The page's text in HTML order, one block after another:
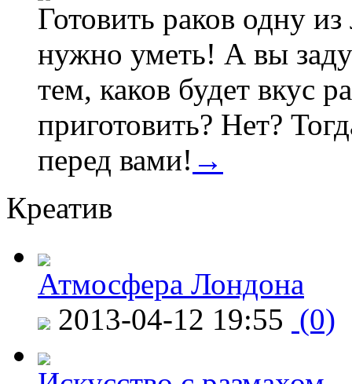
Готовить раков одну
нужно уметь! А вы
тем, каков будет вкус
приготовить? Нет?
перед вами! →
Креатив
Атмосфера Лондона
2013-04-12 19:55 (0)